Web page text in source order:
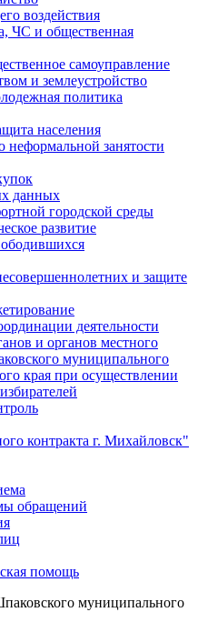
воздействия
ЧС и общественная
самоуправление
и землеустройство
политика
населения
занятости
данных
городской среды
развитие
и защите
деятельности
и органов местного
муниципального
края при осуществлении
контракта г. Михайловск"
обращений
помощь
муниципального